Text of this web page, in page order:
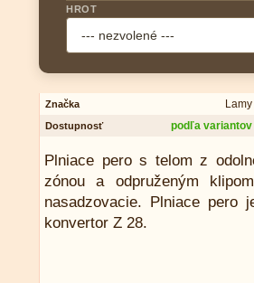
HROT
Značka Lamy
Dostupnosť podľa variantov
Plniace pero s telom z
zónou a odpruženým
nasadzovacie. Plniace pero
konvertor Z 28.